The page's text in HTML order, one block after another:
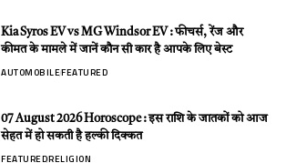
Kia Syros EV vs MG Windsor EV : फीचर्स, रेंज और
कीमत के मामले में जानें कौन सी कार है आपके लिए बेस्ट
AUTOMOBILEFEATURED
07 August 2026 Horoscope : इस राशि के जातकों को आज
सेहत में हो सकती है हल्की दिक्कत
FEATUREDRELIGION